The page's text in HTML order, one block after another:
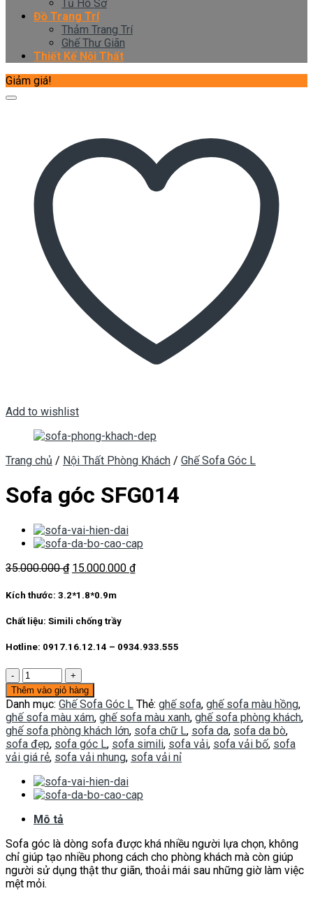
Tủ Hồ Sơ
Đồ Trang Trí
Thảm Trang Trí
Ghế Thư Giãn
Thiết Kế Nội Thất
Giảm giá!
Add to wishlist
Trang chủ / Nội Thất Phòng Khách / Ghế Sofa Góc L
Sofa góc SFG014
35.000.000₫ Giá
là:
15.000.000 ₫Giá
Kích thước: 3.2*1.8*0.9m
Chất liệu: Simili chống trầy
Hotline: 0917.16.12.14 – 0934.933.555
Sofa
góc
SFG014
số
lượng
Thêm vào giỏ hàng
Danh mục: Ghế Sofa Góc L Thẻ: ghế sofa, ghế sofa màu hồng,
ghế sofa màu xám, ghế sofa màu xanh, ghế sofa phòng khách,
ghế sofa phòng khách lớn, sofa chữ L, sofa da, sofa da bò,
sofa đẹp, sofa góc L, sofa simili, sofa vải, sofa vải bố, sofa
vải giá rẻ, sofa vải nhung, sofa vải nỉ
Mô tả
Sofa góc là dòng sofa được khá nhiều người lựa chọn, không
chỉ giúp tạo nhiều phong cách cho phòng khách mà còn giúp
người sử dụng thật thư giãn, thoải mái sau những giờ làm việc
mệt mỏi.